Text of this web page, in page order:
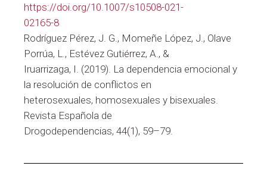
https://doi.org/10.1007/s10508-021-
02165-8
Rodríguez Pérez, J. G., Momeñe López, J., Olave
Porrúa, L., Estévez Gutiérrez, A., &
Iruarrizaga, I. (2019). La dependencia emocional y
la resolución de conflictos en
heterosexuales, homosexuales y bisexuales.
Revista Española de
Drogodependencias, 44(1), 59–79.